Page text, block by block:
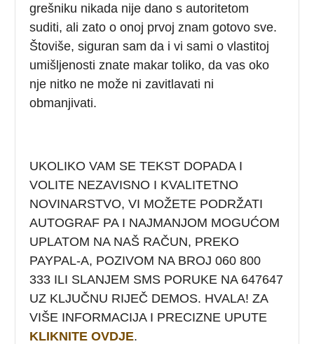
grešniku nikada nije dano s autoritetom
suditi, ali zato o onoj prvoj znam gotovo sve.
Štoviše, siguran sam da i vi sami o vlastitoj
umišljenosti znate makar toliko, da vas oko
nje nitko ne može ni zavitlavati ni
obmanjivati.
UKOLIKO VAM SE TEKST DOPADA I
VOLITE NEZAVISNO I KVALITETNO
NOVINARSTVO, VI MOŽETE PODRŽATI
AUTOGRAF PA I NAJMANJOM MOGUĆOM
UPLATOM NA NAŠ RAČUN, PREKO
PAYPAL-A, POZIVOM NA BROJ 060 800
333 ILI SLANJEM SMS PORUKE NA 647647
UZ KLJUČNU RIJEČ DEMOS. HVALA! ZA
VIŠE INFORMACIJA I PRECIZNE UPUTE
KLIKNITE OVDJE.